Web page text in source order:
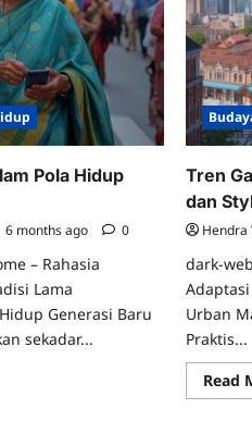
Pola Hidup
6 months ago 0
– Rahasia
Lama
Generasi Baru
sekadar...
Tren
dan
Hendra
dark-
Urban
Praktis...
Read